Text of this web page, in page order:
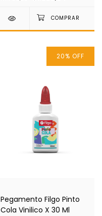
20% OFF
Pegamento Filgo Pinto
Cola Vinilico X 30 Ml